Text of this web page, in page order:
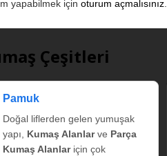
yapabilmek için oturum açmalısınız.
Çeşitleri
Pamuk
Doğal liflerden gelen yumuşak
yapı, Kumaş Alanlarve Parça
Kumaş Alanlariçin çok